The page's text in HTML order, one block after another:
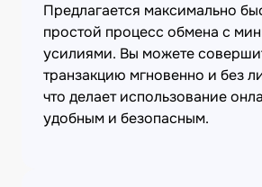
Предлагается максимально
простой процесс обмена с
усилиями. Вы можете
транзакцию мгновенно и без
что делает использование
удобным и безопасным.